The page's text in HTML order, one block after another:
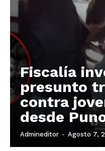
Fiscalía
presunto
contra
desde
Admineditor - Agosto 7,